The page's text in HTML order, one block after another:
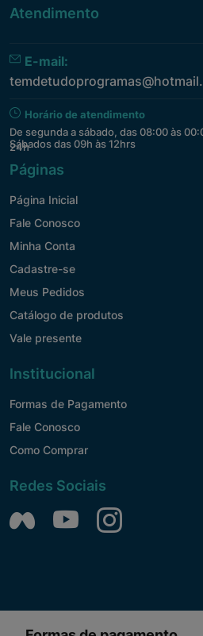
Atendimento
E-mail:
Horário de atendimento
De segunda a sábado, das 08:00 às
24h
Sábados das 09h às 12hrs
Páginas
Página Inicial
Fale Conosco
Minha Conta
Cadastre-se
Meus Pedidos
Catálogo de produtos
Vale presente
Institucional
Formas de Pagamento
Fale Conosco
Como Comprar
Redes Sociais